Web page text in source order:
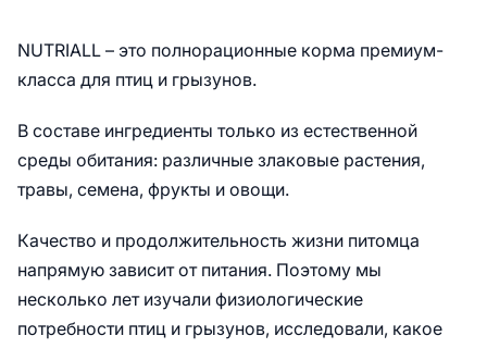
NUTRIALL – это полнорационные корма премиум-
класса для птиц и грызунов.
В составе ингредиенты только из естественной
среды обитания: различные злаковые растения,
травы, семена, фрукты и овощи.
Качество и продолжительность жизни питомца
напрямую зависит от питания. Поэтому мы
несколько лет изучали физиологические
потребности птиц и грызунов, исследовали, какое